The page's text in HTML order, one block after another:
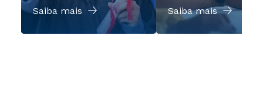
Saiba mais Saiba mais